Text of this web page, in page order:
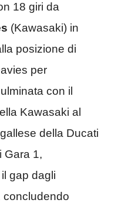
18 giri da
(Kawasaki) in
posizione di
per
con il
Kawasaki al
della Ducati
Gara 1,
gap dagli
concludendo